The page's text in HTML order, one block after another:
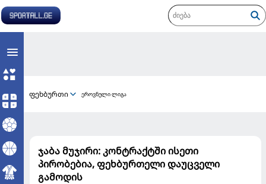
ფეხბურთი ეროვნული ლიგა
ჯაბა მუჯირი: კონტრაქტში ისეთი
პირობებია, ფეხბურთელი დაუცველი
გამოდის